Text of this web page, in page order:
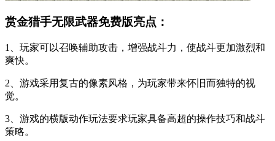
赏金猎手无限武器免费版亮点：
1、玩家可以召唤辅助攻击，增强战斗力，使战斗更加激烈和
爽快。
2、游戏采用复古的像素风格，为玩家带来怀旧而独特的视
觉。
3、游戏的横版动作玩法要求玩家具备高超的操作技巧和战斗
策略。